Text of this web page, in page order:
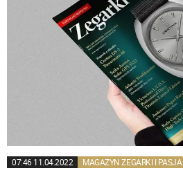
07:46 11.04.2022 MAGAZYN ZEGARKI I PASJA